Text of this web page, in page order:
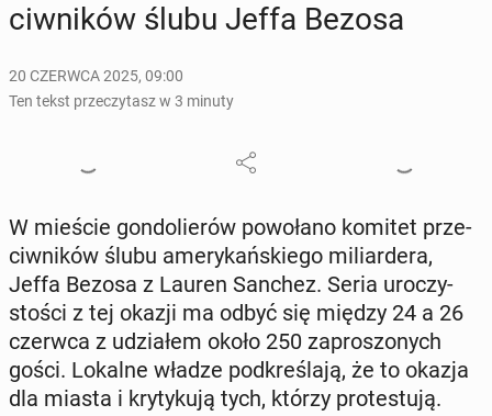
ciw­ni­ków ślubu Jeffa Bezosa
20 CZERWCA 2025, 09:00
Ten tekst przeczytasz w 3 minuty
W mieście gon­do­lie­rów po­wo­ła­no komitet prze­
ciw­ni­ków ślubu ame­ry­kań­skie­go mi­liar­de­ra,
Jeffa Bezosa z Lauren Sanchez. Seria uro­czy­
sto­ści z tej okazji ma odbyć się między 24 a 26
czerwca z udzia­łem około 250 za­pro­szo­nych
gości. Lokalne władze pod­kre­śla­ją, że to okazja
dla miasta i kry­ty­ku­ją tych, którzy pro­te­stu­ją.